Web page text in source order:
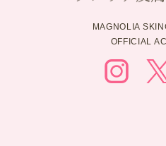
MAGNOLIA
OFFICIAL